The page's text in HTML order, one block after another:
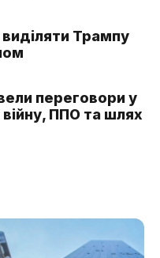
Трампу
переговори у
ППО та шлях